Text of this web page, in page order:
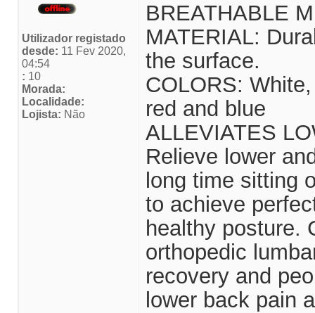
Utilizador registado
desde: 11 Fev 2020,
04:54
: 10
Morada:
Localidade:
Lojista: Não
BREATHABLE
MATERIAL:
the surface.
COLORS:
red and blue
ALLEVIATES
Relieve lower
long time sitting
to achieve
healthy posture.
orthopedic
recovery and
lower back pain